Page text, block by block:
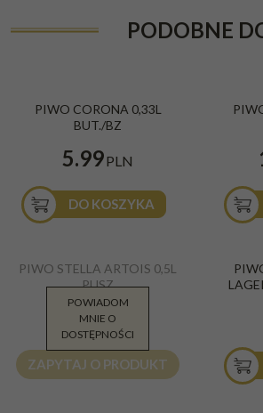
PODOBNE
PIWO CORONA 0,33L
BUT./BZ
5.99PLN
DO KOSZYKA
PIWO STELLA ARTOIS 0,5L
PUSZ
5.95 PLN
ZAPYTAJ O PRODUKT
POWIADOM
MNIE O
DOSTĘPNOŚCI